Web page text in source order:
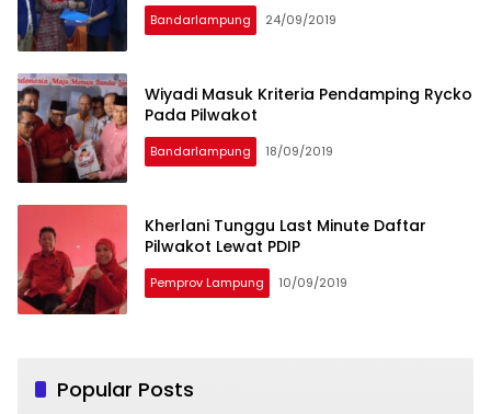
Bandarlampung 24/09/2019
Wiyadi Masuk Kriteria Pendamping Rycko
Pada Pilwakot
Bandarlampung 18/09/2019
Kherlani Tunggu Last Minute Daftar
Pilwakot Lewat PDIP
Pemprov Lampung 10/09/2019
Popular Posts